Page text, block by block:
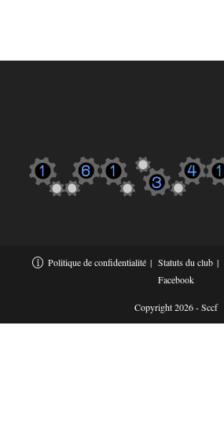
Politique de confidentialité Statuts du club
Facebook
Copyright 2026 - Sccf